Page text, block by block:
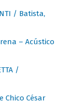
/ Batista,
– Acústico
/
Chico César